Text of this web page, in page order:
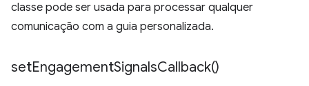
classe pode ser usada para processar qualquer
comunicação com a guia personalizada.
setEngagementSignalsCallback()